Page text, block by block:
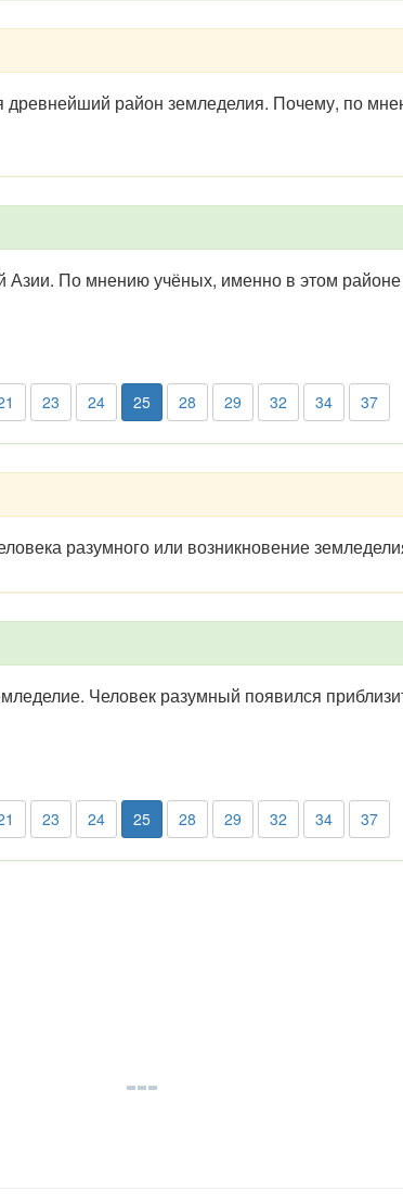
древнейший район земледелия. Почему, по
По мнению учёных, именно в этом районе
23 24 25 28 29 32 34 37
разумного или возникновение
Человек разумный появился
23 24 25 28 29 32 34 37